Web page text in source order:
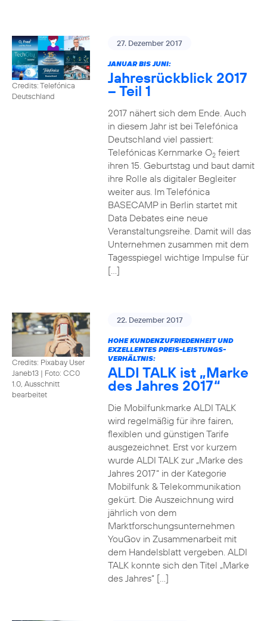
Credits: Telefónica
Deutschland
27. Dezember 2017
JANUAR BIS JUNI:
Jahresrückblick 2017
– Teil 1
2017 nähert sich dem Ende. Auch
in diesem Jahr ist bei Telefónica
Deutschland viel passiert:
Telefónicas Kernmarke O2feiert
ihren 15. Geburtstag und baut damit
ihre Rolle als digitaler Begleiter
weiter aus. Im Telefónica
BASECAMP in Berlin startet mit
Data Debates eine neue
Veranstaltungsreihe. Damit will das
Unternehmen zusammen mit dem
Tagesspiegel wichtige Impulse für
[…]
Credits: Pixabay User
Janeb13 | Foto: CC0
1.0, Ausschnitt
bearbeitet
22. Dezember 2017
HOHE KUNDENZUFRIEDENHEIT UND
EXZELLENTES PREIS-LEISTUNGS-
VERHÄLTNIS:
ALDI TALK ist „Marke
des Jahres 2017“
Die Mobilfunkmarke ALDI TALK
wird regelmäßig für ihre fairen,
flexiblen und günstigen Tarife
ausgezeichnet. Erst vor kurzem
wurde ALDI TALK zur „Marke des
Jahres 2017“ in der Kategorie
Mobilfunk & Telekommunikation
gekürt. Die Auszeichnung wird
jährlich von dem
Marktforschungsunternehmen
YouGov in Zusammenarbeit mit
dem Handelsblatt vergeben. ALDI
TALK konnte sich den Titel „Marke
des Jahres“ […]